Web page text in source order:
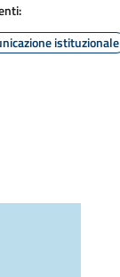
istituzionale